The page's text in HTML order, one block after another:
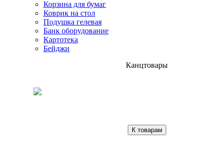
Корзина для бумаг
Коврик на стол
Подушка гелевая
Банк оборудование
Картотека
Бейджи
Канцтовары
К товарам